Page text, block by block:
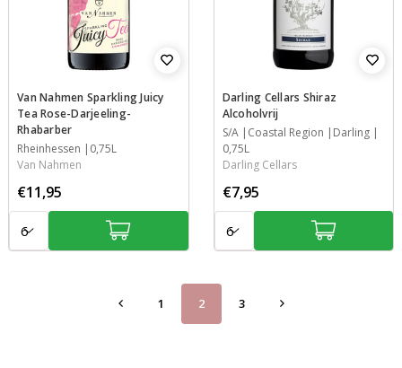
Van Nahmen Sparkling Juicy
Tea Rose-Darjeeling-
Rhabarber
Streek
Rheinhessen
Inhoud
0,75L
Van Nahmen
€11,95
Darling Cellars Shiraz
Alcoholvrij
Jaar
S/A
StreekCoastal Region
Streek Darling
Inhoud
0,75L
Darling Cellars
€7,95
1 2 3